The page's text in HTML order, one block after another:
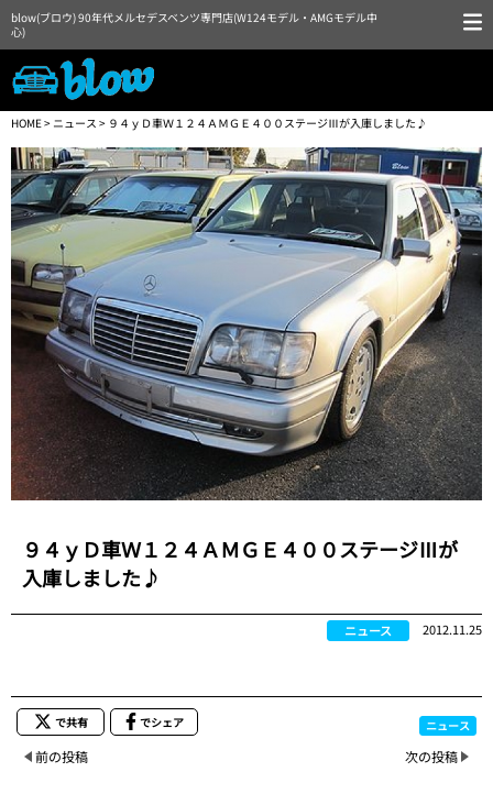
blow(ブロウ) 90年代メルセデスベンツ専門店(W124モデル・AMGモデル中
心)
HOME> ニュース > ９４ｙＤ車Ｗ１２４ＡＭＧＥ４００ステージⅢが入庫しました♪
９４ｙＤ車Ｗ１２４ＡＭＧＥ４００ステージⅢが
入庫しました♪
ニュース 2012.11.25
で共有 でシェア ニュース
前の投稿 次の投稿